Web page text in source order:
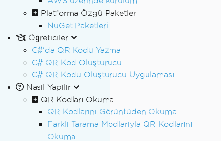
Platforma Özgü Paketler
NuGet Paketleri
Öğreticiler
C#'da QR Kodu Yazma
C# QR Kod Oluşturucu
C# QR Kodu Oluşturucu Uygulaması
Nasıl Yapılır
QR Kodları Okuma
QR Kodlarını Görüntüden Okuma
Farklı Tarama Modlarıyla QR Kodlarını
Okuma